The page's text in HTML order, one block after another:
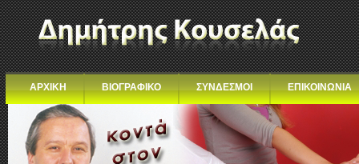
ΑΡΧΙΚΗ ΒΙΟΓΡΑΦΙΚΟ ΣΥΝΔΕΣΜΟΙ ΕΠΙΚΟΙΝΩΝΙΑ